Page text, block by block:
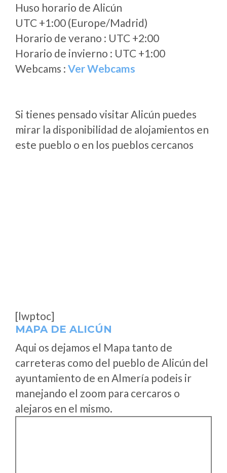
Huso horario de Alicún
UTC +1:00 (Europe/Madrid)
Horario de verano : UTC +2:00
Horario de invierno : UTC +1:00
Webcams : Ver Webcams
Si tienes pensado visitar Alicún puedes
mirar la disponibilidad de alojamientos en
este pueblo o en los pueblos cercanos
[lwptoc]
MAPA DE ALICÚN
Aqui os dejamos el Mapa tanto de
carreteras como del pueblo de Alicún del
ayuntamiento de en Almería podeis ir
manejando el zoom para cercaros o
alejaros en el mismo.